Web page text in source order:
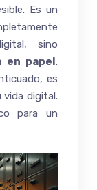
Es un
sino
en papel.
es
vida digital.
para un